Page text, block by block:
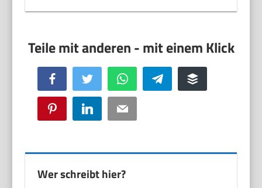
Facebook Twitter WhatsApp Telegram Buffer
Pinterest LinkedIn Email
Wer schreibt hier?